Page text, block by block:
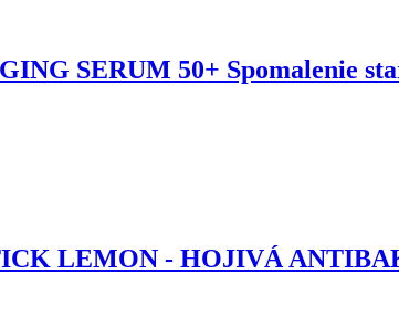
SERUM 50+ Spomalenie
LEMON - HOJIVÁ